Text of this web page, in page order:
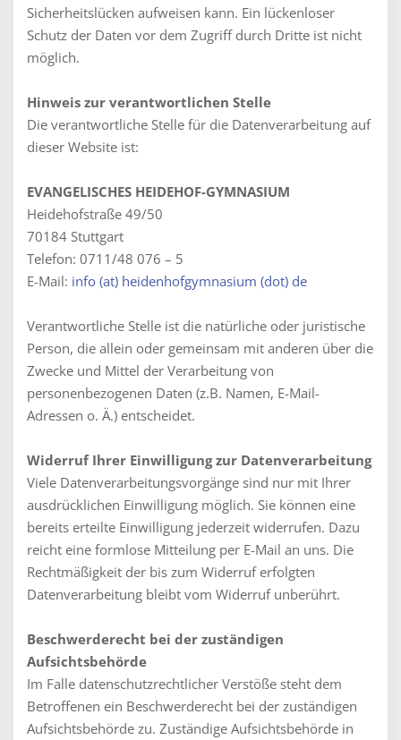
Sicherheitslücken aufweisen kann. Ein lückenloser
Schutz der Daten vor dem Zugriff durch Dritte ist nicht
möglich.
Hinweis zur verantwortlichen Stelle
Die verantwortliche Stelle für die Datenverarbeitung auf
dieser Website ist:
EVANGELISCHES HEIDEHOF-GYMNASIUM
Heidehofstraße 49/50
70184 Stuttgart
Telefon: 0711/48 076 – 5
E-Mail: info (at) heidenhofgymnasium (dot) de
Verantwortliche Stelle ist die natürliche oder juristische
Person, die allein oder gemeinsam mit anderen über die
Zwecke und Mittel der Verarbeitung von
personenbezogenen Daten (z.B. Namen, E-Mail-
Adressen o. Ä.) entscheidet.
Widerruf Ihrer Einwilligung zur Datenverarbeitung
Viele Datenverarbeitungsvorgänge sind nur mit Ihrer
ausdrücklichen Einwilligung möglich. Sie können eine
bereits erteilte Einwilligung jederzeit widerrufen. Dazu
reicht eine formlose Mitteilung per E-Mail an uns. Die
Rechtmäßigkeit der bis zum Widerruf erfolgten
Datenverarbeitung bleibt vom Widerruf unberührt.
Beschwerderecht bei der zuständigen
Aufsichtsbehörde
Im Falle datenschutzrechtlicher Verstöße steht dem
Betroffenen ein Beschwerderecht bei der zuständigen
Aufsichtsbehörde zu. Zuständige Aufsichtsbehörde in